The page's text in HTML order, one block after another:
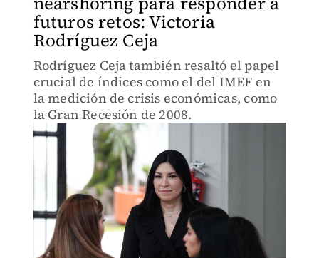
futuros retos: Victoria
Rodríguez Ceja
Rodríguez Ceja también resaltó el papel
crucial de índices como el del IMEF en
la medición de crisis económicas, como
la Gran Recesión de 2008.